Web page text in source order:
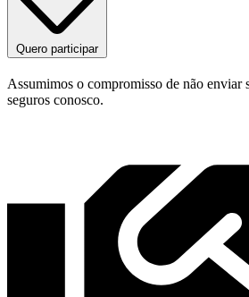
Quero participar
Assumimos o compromisso de não enviar
seguros conosco.